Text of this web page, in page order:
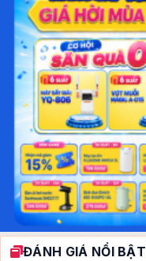
ĐÁNH GIÁ NỔI BẬT